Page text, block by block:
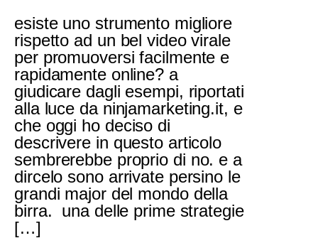
esiste uno strumento migliore
rispetto ad un bel video virale
per promuoversi facilmente e
rapidamente online? a
giudicare dagli esempi, riportati
alla luce da ninjamarketing.it, e
che oggi ho deciso di
descrivere in questo articolo
sembrerebbe proprio di no. e a
dircelo sono arrivate persino le
grandi major del mondo della
birra. una delle prime strategie
[…]